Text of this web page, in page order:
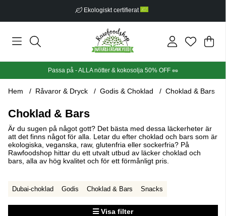
Fri frakt från 499 kr
Din
.
Passa på - ALLA nötter & kokosolja 50% OFF 🥜
Hem Råvaror & Dryck Godis & Choklad Choklad & Bars
Choklad & Bars
Är du sugen på något gott? Det bästa med dessa läckerheter är
att det finns något för alla. Letar du efter choklad och bars som är
ekologiska, veganska, raw, glutenfria eller sockerfria? På
Rawfoodshop hittar du ett utvalt utbud av läcker choklad och
bars, alla av hög kvalitet och för ett förmånligt pris.
Dubai-choklad Godis Choklad & Bars Snacks
Visa filter